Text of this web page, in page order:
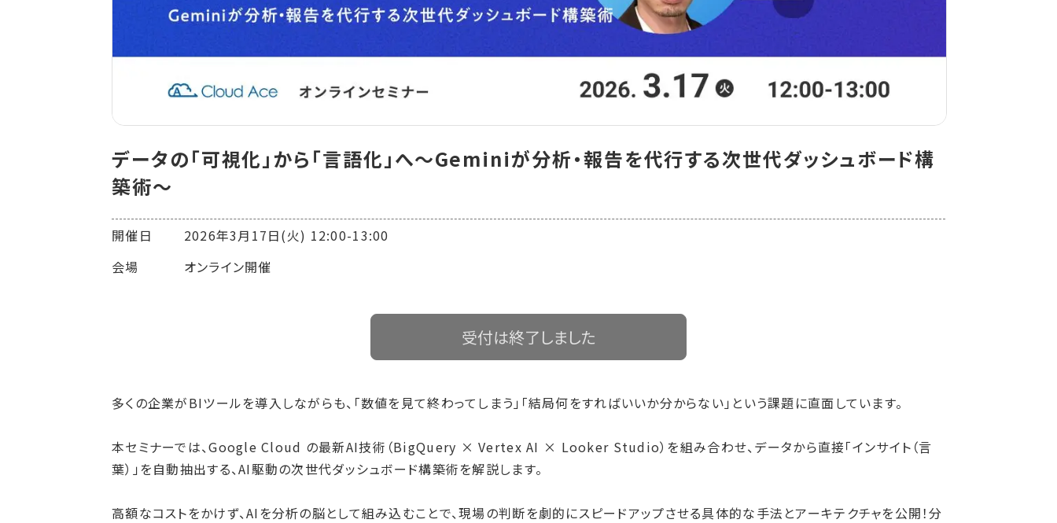
データの「可視化」から「言語化」へ〜Geminiが分析・報告を代行する次世代ダッシュボード構
築術〜
開催日 2026年3月17日(火) 12:00-13:00
会場 オンライン開催
受付は終了しました
多くの企業がBIツールを導入しながらも、「数値を見て終わってしまう」「結局何をすればいいか分からない」という課題に直面しています。
本セミナーでは、Google Cloud の最新AI技術（BigQuery × Vertex AI × Looker Studio）を組み合わせ、データから直接「インサイト（言
葉）」を自動抽出する、AI駆動の次世代ダッシュボード構築術を解説します。
高額なコストをかけず、AIを分析の脳として組み込むことで、現場の判断を劇的にスピードアップさせる具体的な手法とアーキテクチャを公開！分